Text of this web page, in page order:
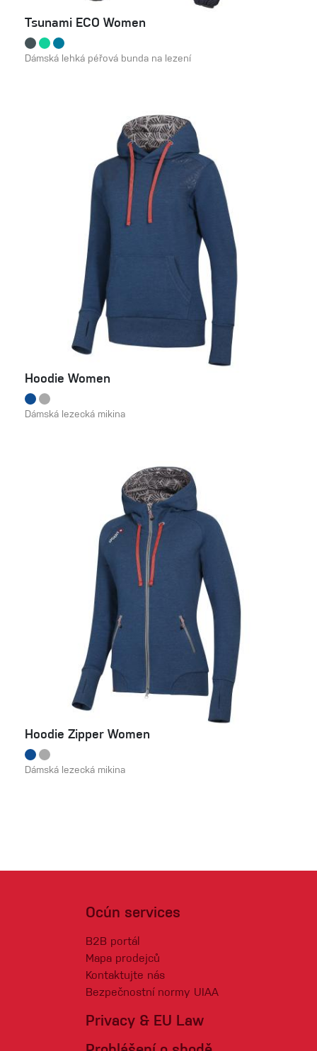
Tsunami ECO Women
Dámská lehká péřová bunda na lezení
Hoodie Women
Dámská lezecká mikina
Hoodie Zipper Women
Dámská lezecká mikina
Ocún services
B2B portál
Mapa prodejců
Kontaktujte nás
Bezpečnostní normy UIAA
Privacy & EU Law